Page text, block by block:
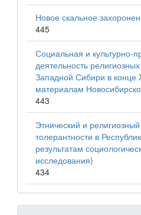
Новое скальное
445
Социальная и культурно-
деятельность
Западной Сибири в конце
материалам
443
Этнический и
толерантности в
результатам
исследования)
434